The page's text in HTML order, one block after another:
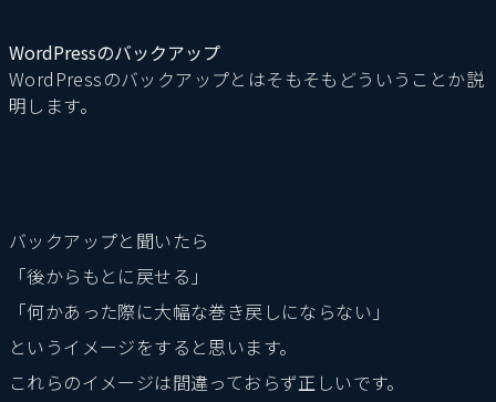
WordPressのバックアップ
WordPressのバックアップとはそもそもどういうことか説
明します。
バックアップと聞いたら
「後からもとに戻せる」
「何かあった際に大幅な巻き戻しにならない」
というイメージをすると思います。
これらのイメージは間違っておらず正しいです。